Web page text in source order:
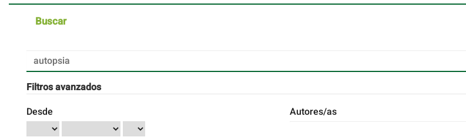
Buscar
Buscar
artículos
por
Filtros avanzados
Desde
Autores/as